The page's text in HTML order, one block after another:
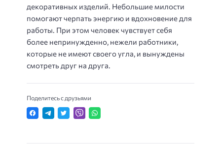
декоративных изделий. Небольшие милости
помогают черпать энергию и вдохновение для
работы. При этом человек чувствует себя
более непринужденно, нежели работники,
которые не имеют своего угла, и вынуждены
смотреть друг на друга.
Поделитесь с друзьями